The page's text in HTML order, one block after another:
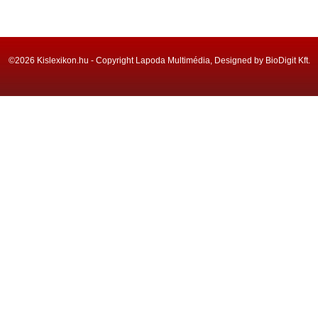
©2026 Kislexikon.hu - Copyright Lapoda Multimédia, Designed by BioDigit Kft.